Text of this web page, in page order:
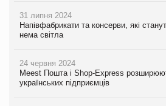
31 липня 2024
Напівфабрикати та консерви, які
нема світла
24 червня 2024
Meest Пошта і Shop-Express
українських підприємців